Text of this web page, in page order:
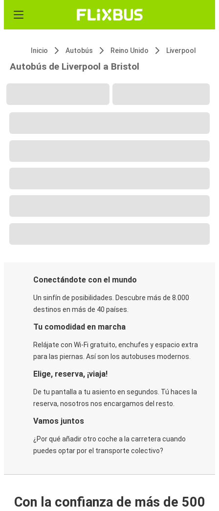
Inicio Autobús Reino Unido Liverpool
Autobús de Liverpool a Bristol
Conectándote con el mundo
Un sinfín de posibilidades. Descubre más de 8.000
destinos en más de 40 países.
Tu comodidad en marcha
Relájate con Wi-Fi gratuito, enchufes y espacio extra
para las piernas. Así son los autobuses modernos.
Elige, reserva, ¡viaja!
De tu pantalla a tu asiento en segundos. Tú haces la
reserva, nosotros nos encargamos del resto.
Vamos juntos
¿Por qué añadir otro coche a la carretera cuando
puedes optar por el transporte colectivo?
Con la confianza de más de 500